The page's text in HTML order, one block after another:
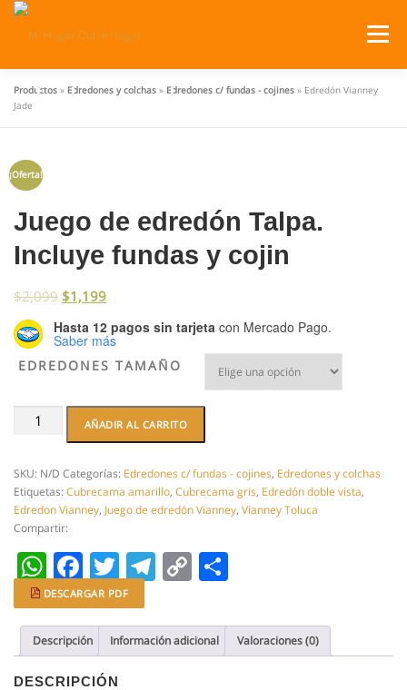
Saltar
contenido
Menú
SERVICIOS
¿DÓNDE ESTAMOS?
Productos » Edredones y colchas » Edredones c/ fundas - cojines » Edredón Vianney
Jade
¡Oferta!
Juego de edredón Talpa.
Incluye fundas y cojin
$2,099 $1,199
Hasta 12 pagos sin tarjeta con Mercado Pago.
Saber más
EDREDONES TAMAÑO
Juego
Talpa.
Incluye
fundas
y
cantidad
AÑADIR AL CARRITO
SKU: N/D Categorías: Edredones c/ fundas - cojines, Edredones y colchas
Etiquetas:Cubrecama amarillo, Cubrecama gris, Edredón doble vista,
Edredon Vianney, Juego de edredón Vianney, Vianney Toluca
Compartir:
WhatsApp
Facebook
Twitter
Telegram
Copy
DESCARGAR PDF
Descripción Información adicional Valoraciones (0)
DESCRIPCIÓN